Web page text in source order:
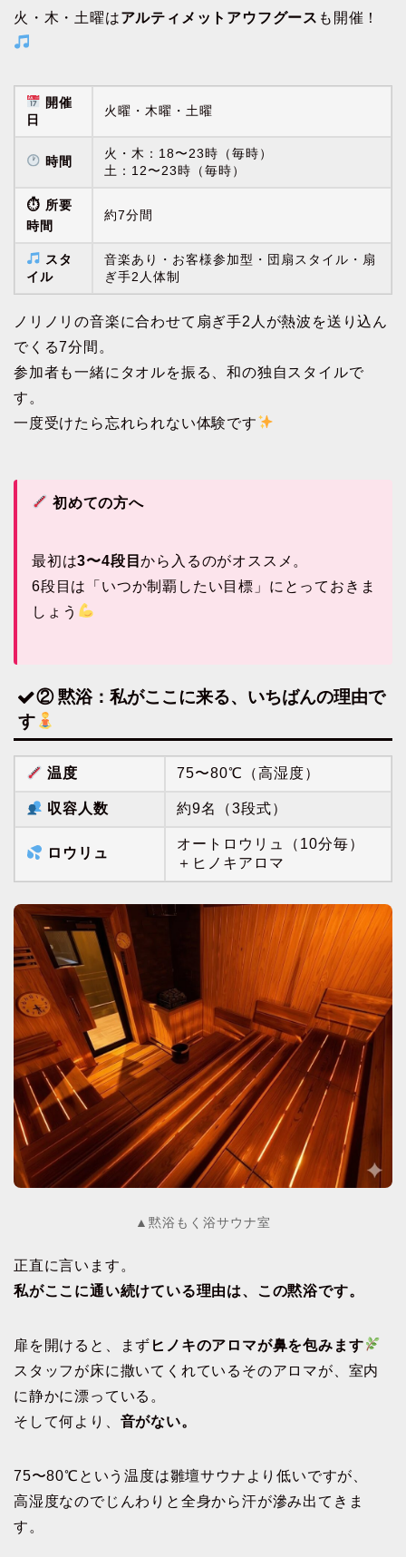
火・木・土曜はアルティメットアウフグース も開催！
開催
日
火曜・木曜・土曜
時間
火・木：18〜23時（毎時）
土：12〜23時（毎時）
⏱ 所要
時間
約7分間
スタ
イル
音楽あり・お客様参加型・団扇スタイル・扇
ぎ手2人体制
ノリノリの音楽に合わせて扇ぎ手2人が熱波を送り込ん
でくる7分間。
参加者も一緒にタオルを振る、和の独自スタイルで
す。
一度受けたら忘れられない体験です
初めての方へ
最初は3〜4段目から入るのがオススメ。
6段目は「いつか制覇したい目標」にとっておきま
しょう
② 黙浴：私がここに来る、いちばんの理由で
す
温度 75〜80℃（高湿度）
収容人数 約9名（3段式）
ロウリュ
オートロウリュ（10分毎）
＋ヒノキアロマ
▲黙浴もく浴サウナ室
正直に言います。
私がここに通い続けている理由は、この黙浴です。
扉を開けると、まず ヒノキのアロマが鼻を包みます
スタッフが床に撒いてくれているそのアロマが、室内
に静かに漂っている。
そして何より、 音がない。
75〜80℃という温度は雛壇サウナより低いですが、
高湿度なのでじんわりと全身から汗が滲み出てきま
す。